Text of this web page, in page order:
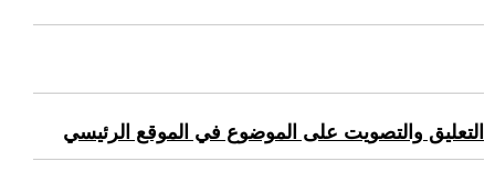
التعليق والتصويت على الموضوع في الموقع الرئيسي